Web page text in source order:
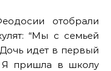
отобрали
“Мы с семьей
идет в первый
Я пришла в школу